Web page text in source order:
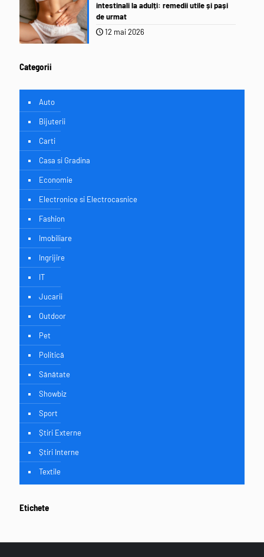
intestinali la adulți: remedii utile și pași
de urmat
12 mai 2026
Categorii
Auto
Bijuterii
Carti
Casa si Gradina
Economie
Electronice si Electrocasnice
Fashion
Imobiliare
Ingrijire
IT
Jucarii
Outdoor
Pet
Politică
Sănătate
Showbiz
Sport
Știri Externe
Știri Interne
Textile
Etichete